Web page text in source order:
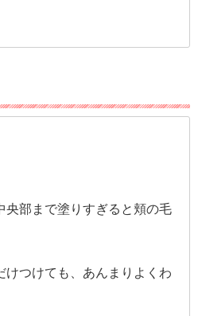
央部まで塗りすぎると頬の毛
けつけても、あんまりよくわ